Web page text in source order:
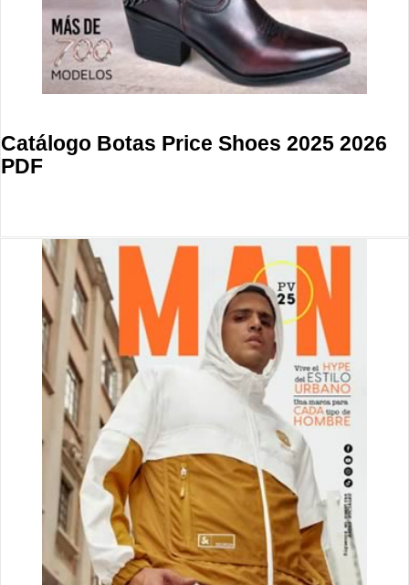
Catálogo Botas Price Shoes 2025 2026
PDF